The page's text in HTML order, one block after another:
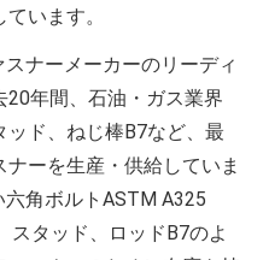
います。
ナーメーカーのリーディ
20年間、石油・ガス業界
ド、ねじ棒B7など、最
ーを生産・供給していま
角ボルトASTM A325
スタッド、ロッドB7のよ